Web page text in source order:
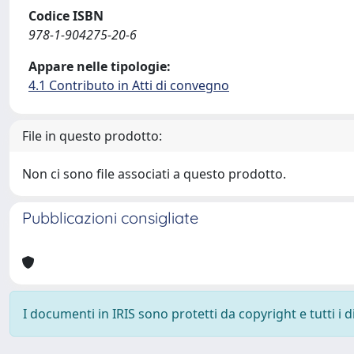
Codice ISBN
978-1-904275-20-6
Appare nelle tipologie:
4.1 Contributo in Atti di convegno
File in questo prodotto:
Non ci sono file associati a questo prodotto.
Pubblicazioni consigliate
I documenti in IRIS sono protetti da copyright e tutti i